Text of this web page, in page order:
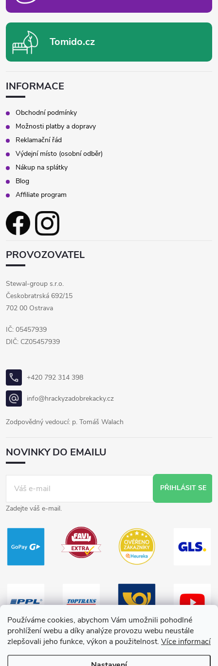
Používáme cookies, abychom Vám umožnili pohodlné
prohlížení webu a díky analýze provozu webu neustále
zlepšovali jeho funkce, výkon a použitelnost. Více informací
Tomido.cz
INFORMACE
Obchodní podmínky
Možnosti platby a dopravy
Reklamační řád
Výdejní místo (osobní odběr)
Nákup na splátky
Blog
Affiliate program
PROVOZOVATEL
Stewal-group s.r.o.
Českobratrská 692/15
702 00 Ostrava
IČ: 05457939
DIČ: CZ05457939
+420 792 314 398
info@hrackyzadobrekacky.cz
Zodpovědný vedoucí: p. Tomáš Walach
NOVINKY DO EMAILU
PŘIHLÁSIT SE
Zadejte váš e-mail.